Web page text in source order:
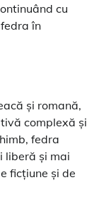
cu
în
și romană,
complexă și
fedra
liberă și mai
ficțiune și de